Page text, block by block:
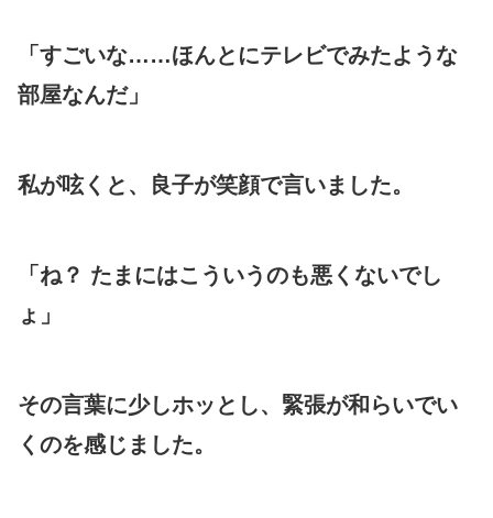
「すごいな……ほんとにテレビでみたような
部屋なんだ」
私が呟くと、良子が笑顔で言いました。
「ね？ たまにはこういうのも悪くないでし
ょ」
その言葉に少しホッとし、緊張が和らいでい
くのを感じました。